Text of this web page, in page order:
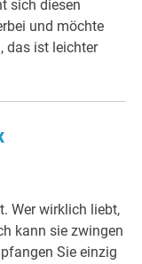
sich diesen
und möchte
das ist leichter
Wer wirklich liebt,
kann sie zwingen
Sie einzig